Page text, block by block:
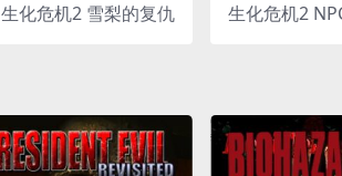
生化危机2 雪梨的复仇 生化危机2